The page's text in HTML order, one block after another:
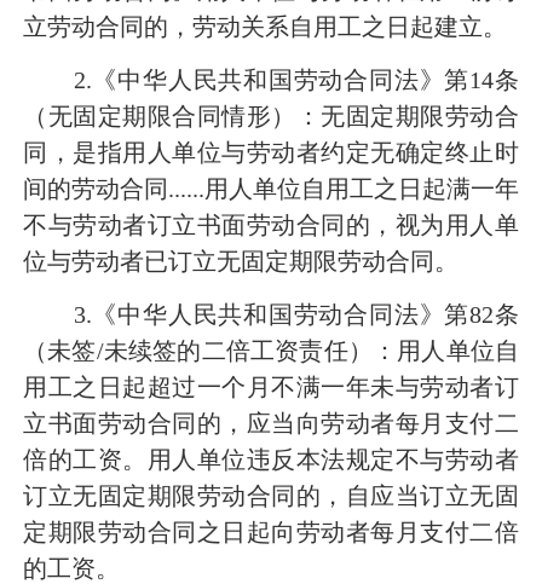
立劳动合同的，劳动关系自用工之日起建立。
2.《中华人民共和国劳动合同法》第14条
（无固定期限合同情形）：无固定期限劳动合
同，是指用人单位与劳动者约定无确定终止时
间的劳动合同......用人单位自用工之日起满一年
不与劳动者订立书面劳动合同的，视为用人单
位与劳动者已订立无固定期限劳动合同。
3.《中华人民共和国劳动合同法》第82条
（未签/未续签的二倍工资责任）：用人单位自
用工之日起超过一个月不满一年未与劳动者订
立书面劳动合同的，应当向劳动者每月支付二
倍的工资。用人单位违反本法规定不与劳动者
订立无固定期限劳动合同的，自应当订立无固
定期限劳动合同之日起向劳动者每月支付二倍
的工资。